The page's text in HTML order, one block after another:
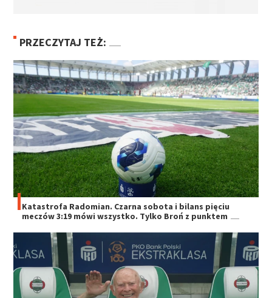
PRZECZYTAJ TEŻ:
Katastrofa Radomian. Czarna sobota i bilans pięciu
meczów 3:19 mówi wszystko. Tylko Broń z punktem